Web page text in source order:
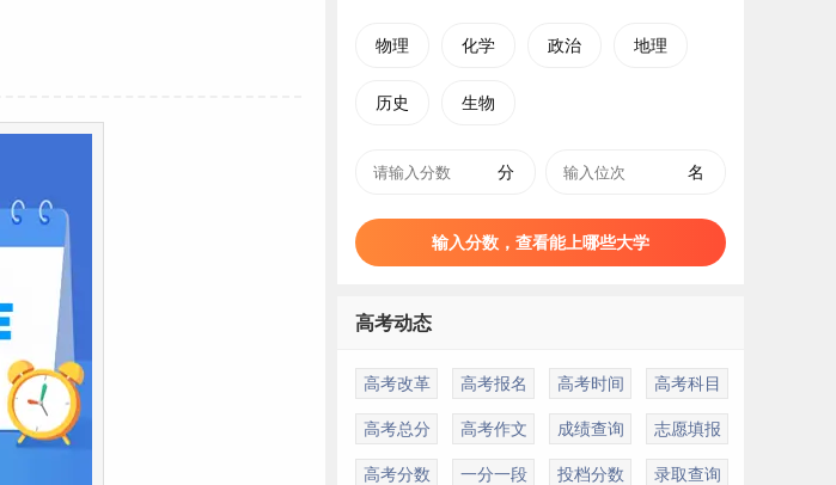
物理 化学 政治 地理
历史 生物
分 名
输入分数，查看能上哪些大学
高考动态
高考改革 高考报名 高考时间 高考科目
高考总分 高考作文 成绩查询 志愿填报
高考分数 一分一段 投档分数 录取查询